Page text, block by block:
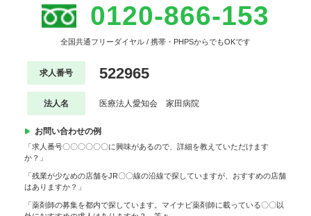
0120-866-153
全国共通フリーダイヤル / 携帯・PHPSからでもOKです
求人番号 522965
法人名 医療法人愛知会 家田病院
お問い合わせの例
「求人番号〇〇〇〇〇〇に興味があるので、詳細を教えていただけます
か？」
「残業が少なめの店舗をJR〇〇線の沿線で探していますが、おすすめの店舗
はありますか？」
「薬剤師の募集を都内で探しています。マイナビ薬剤師に載っている〇〇以